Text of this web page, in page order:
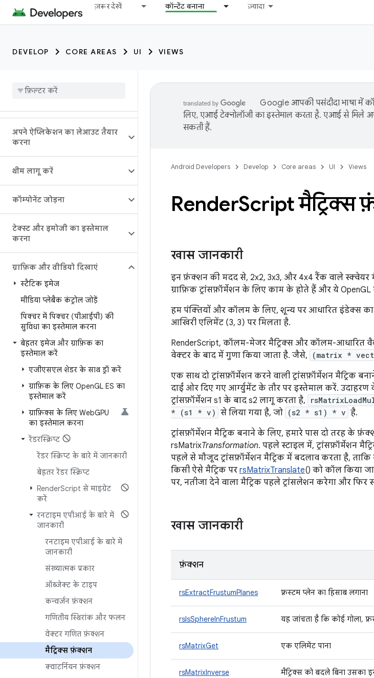
ज़रूर देखें कॉन्टेंट बनाना ज़्यादा
DEVELOP CORE AREAS UI VIEWS
अपने ऐप्लिकेशन का लेआउट तैयार
करना
थीम लागू करें
कॉम्पोनेंट जोड़ना
टेक्स्ट और इमोजी का इस्तेमाल
करना
ग्राफ़िक और वीडियो दिखाएं
स्टैटिक इमेज
मीडिया प्लेबैक कंट्रोल जोड़ें
पिक्चर में पिक्चर (पीआईपी) की
सुविधा का इस्तेमाल करना
बेहतर इमेज और ग्राफ़िक का
इस्तेमाल करें
एजीएसएल शेडर के साथ ड्रॉ करें
ग्राफ़िक के लिए OpenGL ES का
इस्तेमाल करें
ग्राफ़िक्स के लिए WebGPU
का इस्तेमाल करना
रेंडरस्क्रिप्ट
रेंडर स्क्रिप्ट के बारे में जानकारी
बेहतर रेंडर स्क्रिप्ट
RenderScript से माइग्रेट
करें
रनटाइम एपीआई के बारे में
जानकारी
रनटाइम एपीआई के बारे में
जानकारी
संख्यात्मक प्रकार
ऑब्जेक्ट के टाइप
कन्वर्ज़न फ़ंक्शन
गणितीय स्थिरांक और फलन
वेक्टर गणित फ़ंक्शन
मैट्रिक्स फ़ंक्शन
क्वाटर्नियन फ़ंक्शन
Google आपकी पसंदीदा भाषा में
लिए, एआई टेक्नोलॉजी का इस्तेमाल करता है. एआई से मिले
सकती हैं.
Android Developers Develop Core areas UI Views
RenderScript मैट्रिक्स
खास जानकारी
इन फ़ंक्शन की मदद से, 2x2, 3x3, और 4x4 रैंक वाले स्क्वेयर
ग्राफ़िक ट्रांसफ़ॉर्मेशन के लिए काम के होते हैं और ये
हम पंक्तियों और कॉलम के लिए, शून्य पर आधारित इंडेक्स
आखिरी एलिमेंट (3, 3) पर मिलता है.
RenderScript, कॉलम-मेजर मैट्रिक्स और कॉलम-आधारित
वेक्टर के बाद में गुणा किया जाता है. जैसे,
(matrix *
एक साथ दो ट्रांसफ़ॉर्मेशन करने वाली ट्रांसफ़ॉर्मेशन मैट्रिक
दाईं ओर दिए गए आर्ग्युमेंट के तौर पर इस्तेमाल करें. उदाहरण
ट्रांसफ़ॉर्मेशन s1 के बाद s2 लागू करता है,
* (s1 * v) से लिया गया है, जो (s2 * s1) * v है.
ट्रांसफ़ॉर्मेशन मैट्रिक बनाने के लिए, हमारे पास दो तरह के
rsMatrixTransformation. पहले स्टाइल में, ट्रांसफ़ॉर्मेशन
पहले से मौजूद ट्रांसफ़ॉर्मेशन मैट्रिक में बदलाव करता है,
किसी ऐसे मैट्रिक पर rsMatrixTranslate() को कॉल किया
पर, नतीजा देने वाला मैट्रिक पहले ट्रांसलेशन करेगा और फिर
खास जानकारी
फ़ंक्शन
rsExtractFrustumPlanes फ़्रस्टम प्लेन का हिसाब लगाना
rsIsSphereInFrustum यह जांचता है कि कोई गोला,
rsMatrixGet एक एलिमेंट पाना
rsMatrixInverse मैट्रिक्स को बदले बिना उसका